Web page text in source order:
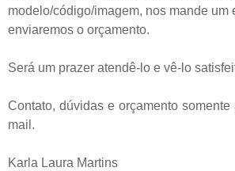
modelo/código/imagem, nos mande um
enviaremos o orçamento.
Será um prazer atendê-lo e vê-lo
Contato, dúvidas e orçamento
mail.
Karla Laura Martins